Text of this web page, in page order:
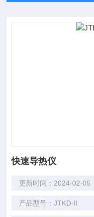
快速导热仪
更新时间：2024-02-05
产品型号：JTKD-II